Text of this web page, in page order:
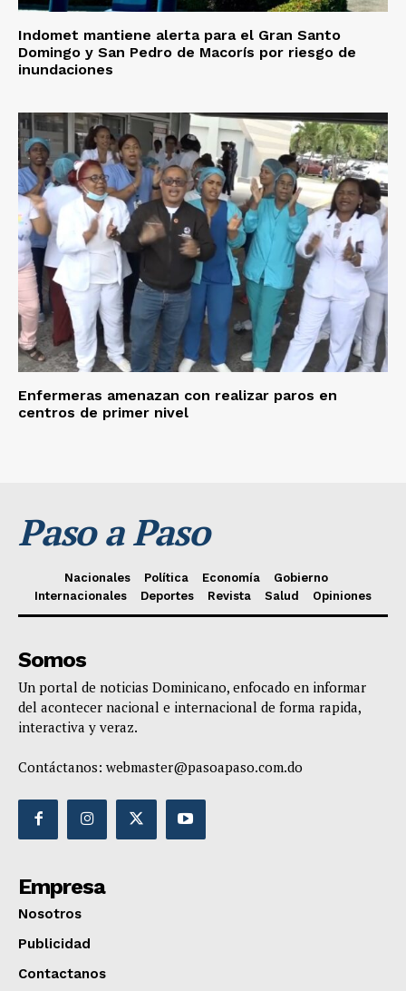
Indomet mantiene alerta para el Gran Santo
Domingo y San Pedro de Macorís por riesgo de
inundaciones
Enfermeras amenazan con realizar paros en
centros de primer nivel
Paso a Paso
Nacionales Política Economía
Gobierno
Internacionales
Deportes Revista Salud Opiniones
Somos
Un portal de noticias Dominicano, enfocado en informar
del acontecer nacional e internacional de forma rapida,
interactiva y veraz.
Contáctanos: webmaster@pasoapaso.com.do
Empresa
Nosotros
Publicidad
Contactanos